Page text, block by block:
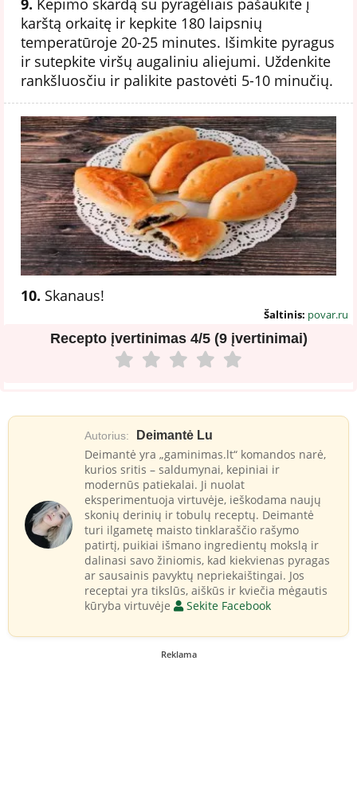
9. Kepimo skardą su pyragėliais pašaukite į
karštą orkaitę ir kepkite 180 laipsnių
temperatūroje 20-25 minutes. Išimkite pyragus
ir sutepkite viršų augaliniu aliejumi. Uždenkite
rankšluosčiu ir palikite pastovėti 5-10 minučių.
10. Skanaus!
Šaltinis: povar.ru
Recepto įvertinimas 4/5 (9 įvertinimai)
Autorius: Deimantė Lu
Deimantė yra „gaminimas.lt“ komandos narė,
kurios sritis – saldumynai, kepiniai ir
modernūs patiekalai. Ji nuolat
eksperimentuoja virtuvėje, ieškodama naujų
skonių derinių ir tobulų receptų. Deimantė
turi ilgametę maisto tinklaraščio rašymo
patirtį, puikiai išmano ingredientų mokslą ir
dalinasi savo žiniomis, kad kiekvienas pyragas
ar sausainis pavyktų nepriekaištingai. Jos
receptai yra tikslūs, aiškūs ir kviečia mėgautis
kūryba virtuvėje
Sekite Facebook
Reklama